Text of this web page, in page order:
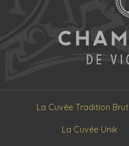
La Cuvée Tradition Brut
La Cuvée Unik